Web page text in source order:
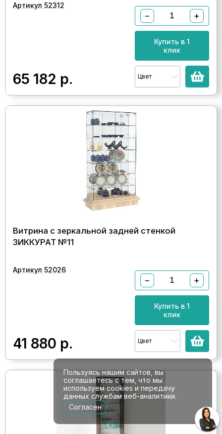
Артикул 52312
65 182 р.
− +
Купить в 1
клик
Цвет
Витрина с зеркальной задней стенкой
ЗИККУРАТ №11
Артикул 52026
41 880 р.
− +
Купить в 1
клик
Цвет
Пользуясь нашим сайтов, вы
соглашаетесь с тем, что мы
используем cookies и передачу
данных службам веб-аналитики.
Согласен